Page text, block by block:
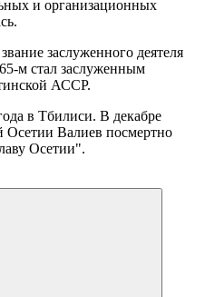
и организационных
заслуженного деятеля
м стал заслуженным
АССР.
в Тбилиси. В декабре
Осетии Валиев посмертно
Осетии".